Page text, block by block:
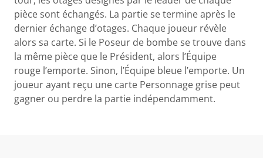
pièce sont échangés. La partie se termine après le
dernier échange d’otages. Chaque joueur révèle
alors sa carte. Si le Poseur de bombe se trouve dans
la même pièce que le Président, alors l’Équipe
rouge l’emporte. Sinon, l’Équipe bleue l’emporte. Un
joueur ayant reçu une carte Personnage grise peut
gagner ou perdre la partie indépendamment.